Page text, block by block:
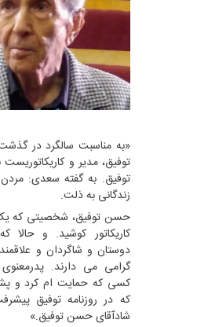
«به مناسبت سالگرد در
توفیق، مدیر و کاریکاتوریست
توفیق. به گفته سعدی:
زندگانی به ذلت.
حسن توفیق، شخصیتی که
کاریکاتور کوشید. و حالا
دوستان و شاگردان و
گرامی می دارند.
کسی که حمایت ام کرد و
که در روزنامه توفیق
شادآقای حسن توفیق.»